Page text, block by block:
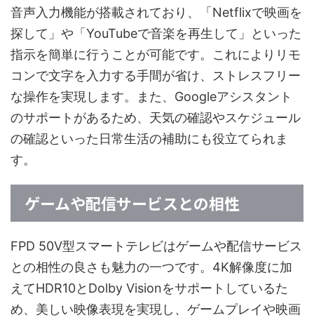
音声入力機能が搭載されており、「Netflixで映画を
探して」や「YouTubeで音楽を再生して」といった
指示を簡単に行うことが可能です。これによりリモ
コンで文字を入力する手間が省け、ストレスフリー
な操作を実現します。また、Googleアシスタント
のサポートがあるため、天気の確認やスケジュール
の確認といった日常生活の補助にも役立てられま
す。
ゲームや配信サービスとの相性
FPD 50V型スマートテレビはゲームや配信サービス
との相性の良さも魅力の一つです。4K解像度に加
えてHDR10とDolby Visionをサポートしているた
め、美しい映像表現を実現し、ゲームプレイや映画